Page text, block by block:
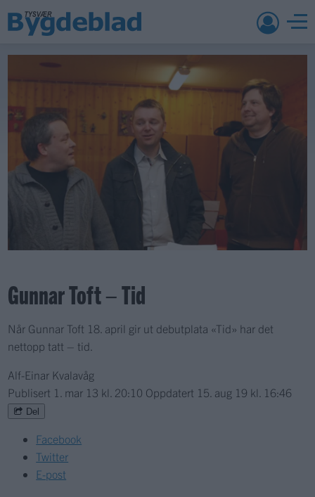
Gunnar Toft – Tid
Når Gunnar Toft 18. april gir ut debutplata «Tid» har det
nettopp tatt – tid.
Alf-Einar Kvalavåg
Publisert 1. mar 13 kl. 20:10 Oppdatert 15. aug 19 kl. 16:46
Del
Facebook
Twitter
E-post